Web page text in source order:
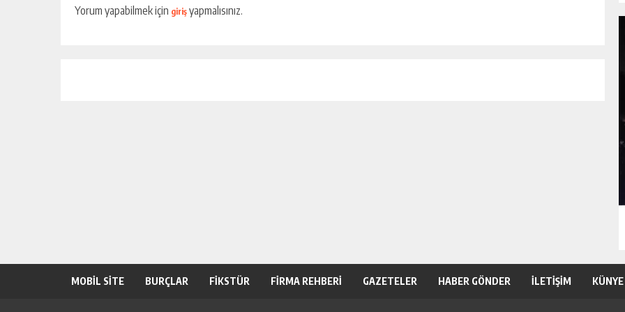
Yorum yapabilmek için giriş yapmalısınız.
MOBİL SİTE BURÇLAR FİKSTÜR FİRMA REHBERİ GAZETELER HABER GÖNDER İLETİŞİM KÜNYE